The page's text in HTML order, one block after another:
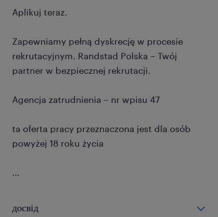
Aplikuj teraz.
Zapewniamy pełną dyskrecję w procesie
rekrutacyjnym. Randstad Polska – Twój
partner w bezpiecznej rekrutacji.
Agencja zatrudnienia – nr wpisu 47
ta oferta pracy przeznaczona jest dla osób
powyżej 18 roku życia
...
досвід